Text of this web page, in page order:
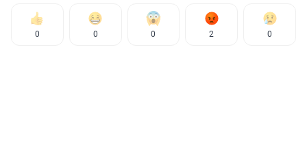
0 0 0 2 0